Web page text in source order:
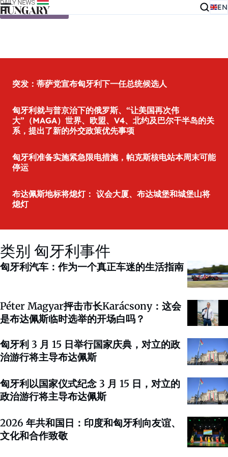
Skip to content EN
突发：蒂萨党宣布匈牙利下一任总统候选人
匈牙利就与普京治下的俄罗斯、“让美国再次伟
大”（MAGA）世界、欧盟、V4、北约及巴尔干半岛的关
系，提出了新的外交政策优先事项
匈牙利准备实施紧急限电措施，帕克斯核电站本周末可能
停运
布达佩斯地标将熄灯： 议会大厦、布达城堡和城堡山将
熄灯
类别 匈牙利事件
匈牙利汽车：作为一个真正车迷的生活指南
Péter Magyar抨击市长Karácsony：这会
是布达佩斯临时选举的开场白吗？
匈牙利 3 月 15 日举行国家庆典，对立的政
治游行将主导布达佩斯
匈牙利以国家仪式纪念 3 月 15 日，对立的
政治游行将主导布达佩斯
2026 年共和国日：印度和匈牙利向友谊、
文化和合作致敬